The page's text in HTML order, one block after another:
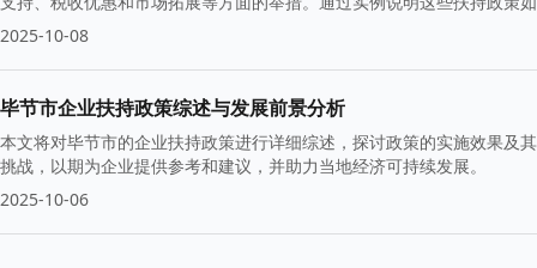
2025-10-08
毕节市企业扶持政策综述与发展前景分析
本文将对毕节市的企业扶持政策进行详细综述，探讨政策的实施效果及
挑战，以期为企业提供参考和建议，并助力当地经济可持续发展。
2025-10-06